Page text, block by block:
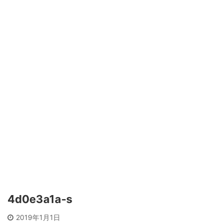
4d0e3a1a-s
2019年1月1日